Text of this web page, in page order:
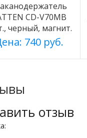
CD-V70MB
черный, магнит.
740 руб.
отзыв